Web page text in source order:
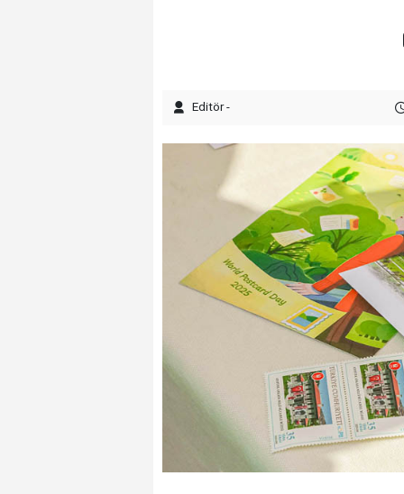
Editör -